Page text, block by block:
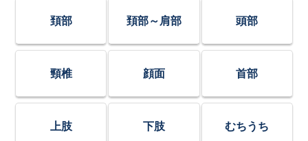
頚部 頚部～肩部 頭部
頸椎 顔面 首部
上肢 下肢 むちうち